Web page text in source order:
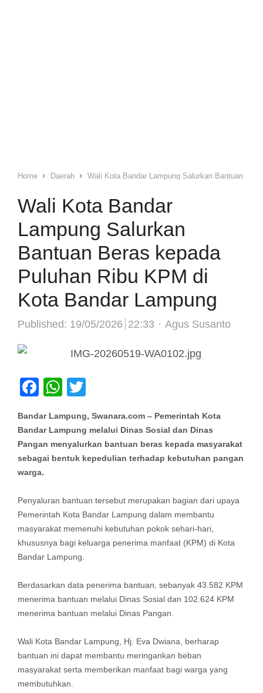
Home Daerah Wali Kota Bandar Lampung Salurkan Bantuan
Wali Kota Bandar
Lampung Salurkan
Bantuan Beras kepada
Puluhan Ribu KPM di
Kota Bandar Lampung
Published: 19/05/2026 22:33 Author
Agus Susanto
Facebook
WhatsApp
Bandar Lampung, Swanara.com – Pemerintah Kota
Bandar Lampung melalui Dinas Sosial dan Dinas
Pangan menyalurkan bantuan beras kepada masyarakat
sebagai bentuk kepedulian terhadap kebutuhan pangan
warga.
Penyaluran bantuan tersebut merupakan bagian dari upaya
Pemerintah Kota Bandar Lampung dalam membantu
masyarakat memenuhi kebutuhan pokok sehari-hari,
khususnya bagi keluarga penerima manfaat (KPM) di Kota
Bandar Lampung.
Berdasarkan data penerima bantuan, sebanyak 43.582 KPM
menerima bantuan melalui Dinas Sosial dan 102.624 KPM
menerima bantuan melalui Dinas Pangan.
Wali Kota Bandar Lampung, Hj. Eva Dwiana, berharap
bantuan ini dapat membantu meringankan beban
masyarakat serta memberikan manfaat bagi warga yang
membutuhkan.